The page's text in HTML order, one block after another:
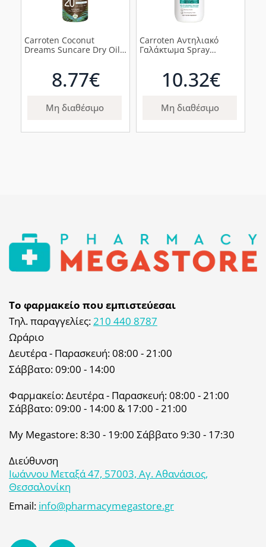
Carroten Coconut
Dreams Suncare Dry Oil
8.77€
Μη διαθέσιμο
Carroten Αντηλιακό
Γαλάκτωμα Spray
10.32€
Μη διαθέσιμο
Το φαρμακείο που εμπιστεύεσαι
Τηλ. παραγγελίες:210 440 8787
Ωράριο
Δευτέρα - Παρασκευή: 08:00 - 21:00
Σάββατο: 09:00 - 14:00
Φαρμακείο: Δευτέρα - Παρασκευή: 08:00 - 21:00
Σάββατο: 09:00 - 14:00 & 17:00 - 21:00
My Megastore: 8:30 - 19:00 Σάββατο 9:30 - 17:30
Διεύθυνση
Ιωάννου Μεταξά 47, 57003, Αγ. Αθανάσιος,
Θεσσαλονίκη
Email: info@pharmacymegastore.gr